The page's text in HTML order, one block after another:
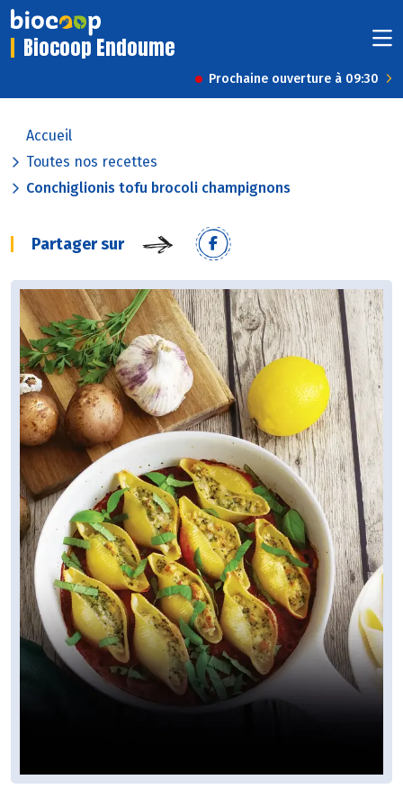
Biocoop Endoume
Prochaine ouverture à 09:30
Accueil
Toutes nos recettes
Conchiglionis tofu brocoli champignons
Partager sur